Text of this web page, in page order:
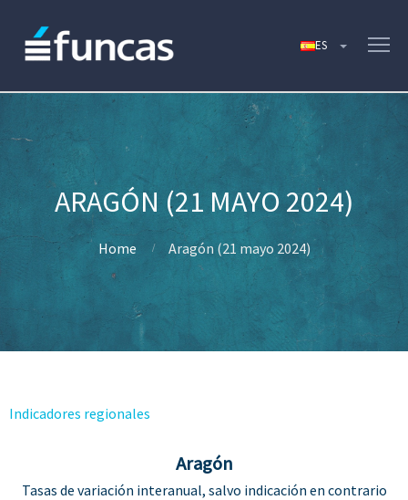
ARAGÓN (21 MAYO 2024)
Home Aragón (21 mayo 2024)
Indicadores regionales
Aragón
Tasas de variación interanual, salvo indicación en contrario